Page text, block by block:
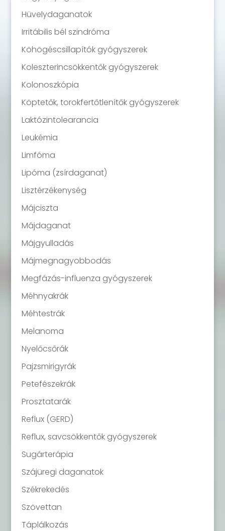
Hüvelydaganatok
Irritábilis bél szindróma
Köhögéscsillapítók gyógyszerek
Koleszterincsökkentők gyógyszerek
Kolonoszkópia
Köptetők, torokfertőtlenítők gyógyszerek
Laktózintolearancia
Leukémia
Limfóma
Lipóma (zsírdaganat)
Lisztérzékenység
Májciszta
Májdaganat
Májgyulladás
Májmegnagyobbodás
Megfázás-influenza gyógyszerek
Méhnyakrák
Méhtestrák
Melanoma
Nyelőcsőrák
Pajzsmirigyrák
Petefészekrák
Prosztatarák
Reflux (GERD)
Reflux, savcsökkentők gyógyszerek
Sugárterápia
Szájüregi daganatok
Székrekedés
Szövettan
Táplálkozás